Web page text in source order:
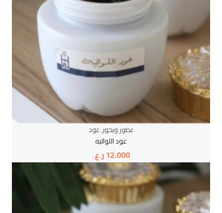
عطور وبخور,عود
عود اللواتيه
12.000ر.ع.